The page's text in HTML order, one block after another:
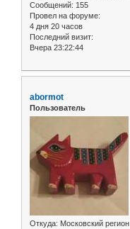
Сообщений: 155
Провел на форуме:
4 дня 20 часов
Последний визит:
Вчера 23:22:44
abormot
Пользователь
Откуда: Московский регион